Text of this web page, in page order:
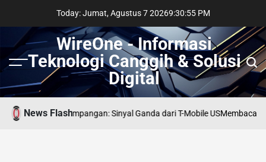
content
Today: Jumat, Agustus 7 20269:30:56 PM
Menu
WireOne - Informasi
Teknologi Canggih & Solusi
Digital
News Flash
Telekom di Persimpangan: Sinyal Ganda dari T-Mobile USMembaca